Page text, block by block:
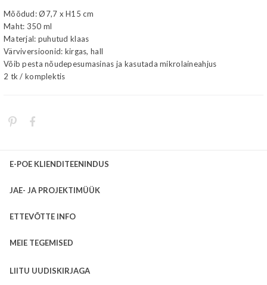
Mõõdud: Ø7,7 x H15 cm
Maht: 350 ml
Materjal: puhutud klaas
Värviversioonid: kirgas, hall
Võib pesta nõudepesumasinas ja kasutada mikrolaineahjus
2 tk / komplektis
E-POE KLIENDITEENINDUS
JAE- JA PROJEKTIMÜÜK
ETTEVÕTTE INFO
MEIE TEGEMISED
LIITU UUDISKIRJAGA